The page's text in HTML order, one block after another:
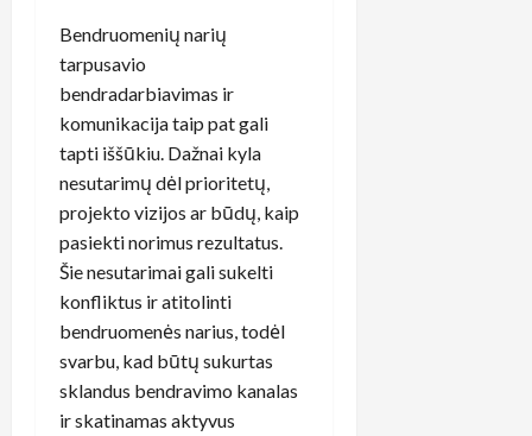
Bendruomenių narių
tarpusavio
bendradarbiavimas ir
komunikacija taip pat gali
tapti iššūkiu. Dažnai kyla
nesutarimų dėl prioritetų,
projekto vizijos ar būdų, kaip
pasiekti norimus rezultatus.
Šie nesutarimai gali sukelti
konfliktus ir atitolinti
bendruomenės narius, todėl
svarbu, kad būtų sukurtas
sklandus bendravimo kanalas
ir skatinamas aktyvus